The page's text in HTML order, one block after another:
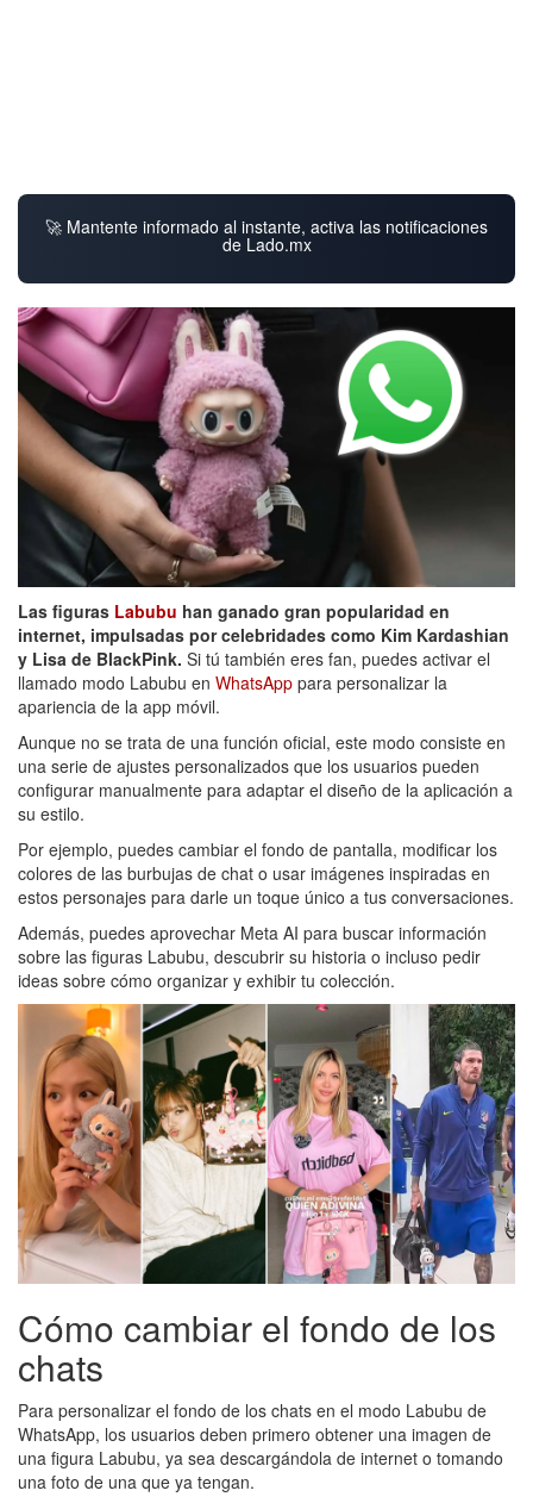
🚀 Mantente informado al instante, activa las notificaciones
de Lado.mx
Las figuras Labubu han ganado gran popularidad en
internet, impulsadas por celebridades como Kim Kardashian
y Lisa de BlackPink. Si tú también eres fan, puedes activar el
llamado modo Labubu en WhatsApp para personalizar la
apariencia de la app móvil.
Aunque no se trata de una función oficial, este modo consiste en
una serie de ajustes personalizados que los usuarios pueden
configurar manualmente para adaptar el diseño de la aplicación a
su estilo.
Por ejemplo, puedes cambiar el fondo de pantalla, modificar los
colores de las burbujas de chat o usar imágenes inspiradas en
estos personajes para darle un toque único a tus conversaciones.
Además, puedes aprovechar Meta AI para buscar información
sobre las figuras Labubu, descubrir su historia o incluso pedir
ideas sobre cómo organizar y exhibir tu colección.
Cómo cambiar el fondo de los
chats
Para personalizar el fondo de los chats en el modo Labubu de
WhatsApp, los usuarios deben primero obtener una imagen de
una figura Labubu, ya sea descargándola de internet o tomando
una foto de una que ya tengan.